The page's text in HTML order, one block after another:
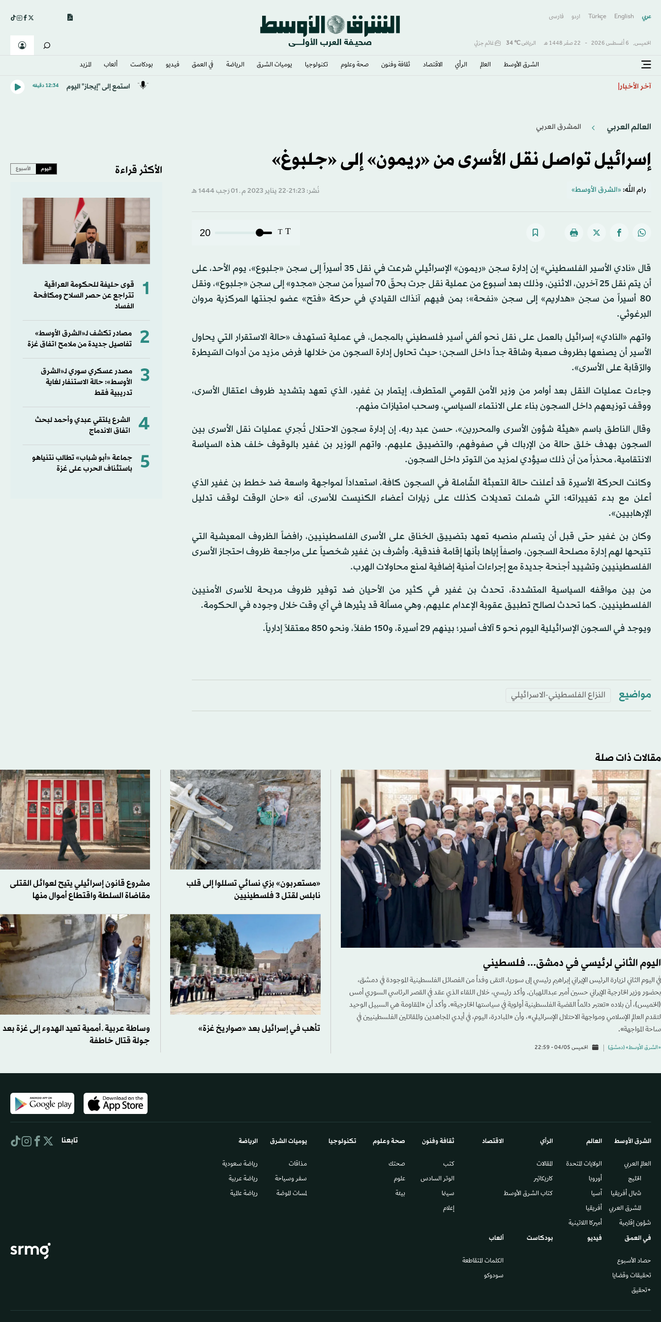
عربي English
Türkçe اردو فارسى
الخميس, 6 أغسطس 2026 - 22 صفَر 1448 هـ الرياض℃
34 غائم جزئي
الشرق الأوسط​ العالم الرأي الاقتصاد ثقافة وفنون صحة وعلوم تكنولوجيا يوميات الشرق​ الرياضة في العمق فيديو بودكاست ألعاب المزيد
آخر الأخبار استمع إلى "إيجاز" اليوم 12:34 دقيقه
العالم العربي المشرق العربي
إسرائيل تواصل نقل الأسرى من «ريمون» إلى «جلبوغ»
رام الله: «الشرق الأوسط» نُشر: 21:23-22 يناير 2023 م ـ 01 رَجب 1444 هـ
T
T
20
قال «نادي الأسير الفلسطيني» إن إدارة سجن «ريمون» الإسرائيلي شرعت في نقل 35 أسيراً إلى سجن «جلبوع»، يوم الأحد، على
أن يتم نقل 25 آخرين، الاثنين، وذلك بعد أسبوع من عملية نقل جرت بحقّ 70 أسيراً من سجن «مجدو» إلى سجن «جلبوع»، ونقل
80 أسيراً من سجن «هداريم» إلى سجن «نفحة»؛ بمن فيهم آنذاك القيادي في حركة «فتح» عضو لجنتها المركزية مروان
البرغوثي.
واتهم «النادي» إسرائيل بالعمل على نقل نحو ألفي أسير فلسطيني بالمجمل، في عملية تستهدف «حالة الاستقرار التي يحاول
الأسير أن يصنعها بظروف صعبة وشاقة جداً داخل السجن؛ حيث تحاول إدارة السجون من خلالها فرض مزيد من أدوات السّيطرة
والرّقابة على الأسرى».
وجاءت عمليات النقل بعد أوامر من وزير الأمن القومي المتطرف، إيتمار بن غفير، الذي تعهد بتشديد ظروف اعتقال الأسرى،
ووقف توزيعهم داخل السجون بناء على الانتماء السياسي، وسحب امتيازات منهم.
وقال الناطق باسم «هيئة شؤون الأسرى والمحررين»، حسن عبد ربه، إن إدارة سجون الاحتلال تُجري عمليات نقل الأسرى بين
السجون بهدف خلق حالة من الإرباك في صفوفهم، والتضييق عليهم. واتهم الوزير بن غفير بالوقوف خلف هذه السياسة
الانتقامية، محذراً من أن ذلك سيؤدي لمزيد من التوتر داخل السجون.
وكانت الحركة الأسيرة قد أعلنت حالة التعبئة الشّاملة في السجون كافة، استعداداً لمواجهة واسعة ضد خطط بن غفير الذي
أعلن مع بدء تغييراته؛ التي شملت تعديلات كذلك على زيارات أعضاء الكنيست للأسرى، أنه «حان الوقت لوقف تدليل
الإرهابيين».
وكان بن غفير حتى قبل أن يتسلم منصبه تعهد بتضييق الخناق على الأسرى الفلسطينيين، رافضاً الظروف المعيشية التي
تتيحها لهم إدارة مصلحة السجون، واصفاً إياها بأنها إقامة فندقية. وأشرف بن غفير شخصياً على مراجعة ظروف احتجاز الأسرى
الفلسطينيين وتشييد أجنحة جديدة مع إجراءات أمنية إضافية لمنع محاولات الهرب.
من بين مواقفه السياسية المتشددة، تحدث بن غفير في كثير من الأحيان ضد توفير ظروف مريحة للأسرى الأمنيين
الفلسطينيين. كما تحدث لصالح تطبيق عقوبة الإعدام عليهم، وهي مسألة قد يثيرها في أي وقت خلال وجوده في الحكومة.
ويوجد في السجون الإسرائيلية اليوم نحو 5 آلاف أسير؛ بينهم 29 أسيرة، و150 طفلاً، ونحو 850 معتقلاً إدارياً.
مواضيع النزاع الفلسطيني-الاسرائيلي
الأكثر قراءة اليوم الأسبوع
1
قوى حليفة للحكومة العراقية
تتراجع عن حصر السلاح ومكافحة
الفساد
2
مصادر تكشف لـ«الشرق الأوسط»
تفاصيل جديدة من ملامح اتفاق غزة
3
مصدر عسكري سوري لـ«الشرق
الأوسط»: حالة الاستنفار لغاية
تدريبية فقط
4
الشرع يلتقي عبدي وأحمد لبحث
اتفاق الاندماج
5
جماعة «أبو شباب» تطالب نتنياهو
باستئناف الحرب على غزة
مقالات ذات صلة
اليوم الثاني لرئيسي في دمشق... فلسطيني
في اليوم الثاني لزيارة الرئيس الإيراني إبراهيم رئيسي إلى سوريا، التقى وفداً من الفصائل الفلسطينية الموجودة في دمشق،
بحضور وزير الخارجية الإيراني حسين أمير عبداللهيان. وأكد رئيسي، خلال اللقاء الذي عقد في القصر الرئاسي السوري أمس
(الخميس)، أن بلاده «تعتبر دائماً القضية الفلسطينية أولوية في سياستها الخارجية». وأكد أن «المقاومة هي السبيل الوحيد
لتقدم العالم الإسلامي ومواجهة الاحتلال الإسرائيلي»، وأن «المبادرة، اليوم، في أيدي المجاهدين والمقاتلين الفلسطينيين في
ساحة المواجهة».
«الشرق الأوسط» (دمشق) الخميس 04/05 - 22:59
«مستعربون» بزي نسائي تسللوا إلى قلب
نابلس لقتل 3 فلسطينيين
مشروع قانون إسرائيلي يتيح لعوائل القتلى
مقاضاة السلطة واقتطاع أموال منها
تأهب في إسرائيل بعد «صواريخ غزة»
وساطة عربية ـ أممية تعيد الهدوء إلى غزة بعد
جولة قتال خاطفة
الشرق الأوسط​
العالم العربي
الخليج
شمال أفريقيا
المشرق العربي
شؤون إقليمية
العالم
الولايات المتحدة
أوروبا
آسيا
أفريقيا
أميركا اللاتينية
الرأي
المقالات
كاريكاتير
كتاب الشرق الأوسط
الاقتصاد ثقافة وفنون
كتب
الوتر السادس​
سينما
إعلام
صحة وعلوم
صحتك
علوم
بيئة
تكنولوجيا يوميات الشرق​
مذاقات
سفر وسياحة
لمسات الموضة
الرياضة
رياضة سعودية
رياضة عربية
رياضة عالمية
في العمق
حصاد الأسبوع
تحقيقات وقضايا
+تحقيق
فيديو بودكاست ألعاب
الكلمات المتقاطعة
سودوكو
تابعنا